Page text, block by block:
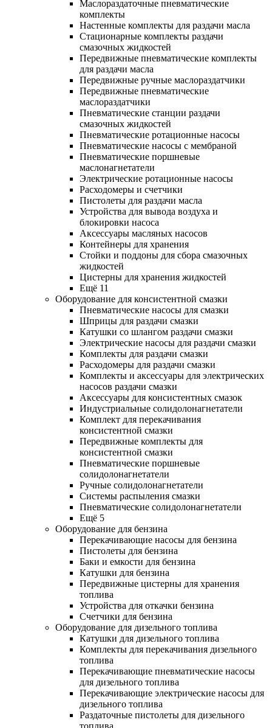
Маслораздаточные пневматические
комплекты
Настенные комплекты для раздачи масла
Стационарные комплекты раздачи
смазочных жидкостей
Передвижные пневматические комплекты
для раздачи масла
Передвижные ручные маслораздатчики
Передвижные пневматические
маслораздатчики
Пневматические станции раздачи
смазочных жидкостей
Пневматические ротационные насосы
Пневматические насосы с мембраной
Пневматические поршневые
маслонагнетатели
Электрические ротационные насосы
Расходомеры и счетчики
Пистолеты для раздачи масла
Устройства для вывода воздуха и
блокировки насоса
Аксессуары масляных насосов
Контейнеры для хранения
Стойки и поддоны для сбора смазочных
жидкостей
Цистерны для хранения жидкостей
Ещё 11
Оборудование для консистентной смазки
Пневматические насосы для смазки
Шприцы для раздачи смазки
Катушки со шлангом раздачи смазки
Электрические насосы для раздачи смазки
Комплекты для раздачи смазки
Расходомеры для раздачи смазки
Комплекты и аксессуары для электрических
насосов раздачи смазки
Аксессуары для консистентных смазок
Индустриальные солидолонагнетатели
Комплект для перекачивания
консистентной смазки
Передвижные комплекты для
консистентной смазки
Пневматические поршневые
солидолонагнетатели
Ручные солидолонагнетатели
Системы распыления смазки
Пневматические солидолонагнетатели
Ещё 5
Оборудование для бензина
Перекачивающие насосы для бензина
Пистолеты для бензина
Баки и емкости для бензина
Катушки для бензина
Передвижные цистерны для хранения
топлива
Устройства для откачки бензина
Счетчики для бензина
Оборудование для дизельного топлива
Катушки для дизельного топлива
Комплекты для перекачивания дизельного
топлива
Перекачивающие пневматические насосы
для дизельного топлива
Перекачивающие электрические насосы для
дизельного топлива
Раздаточные пистолеты для дизельного